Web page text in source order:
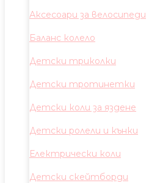
Аксесоари за велосипеди
Баланс колело
Детски триколки
Детски тротинетки
Детски коли за яздене
Детски ролели и кънки
Електрически коли
Детски скейтборди